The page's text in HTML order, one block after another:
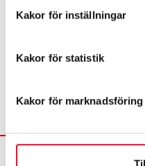
Kakor för inställningar
Kakor för statistik
Kakor för marknadsföring
glasarbeten på alla
hittar våra
Vår verkstad har öppet